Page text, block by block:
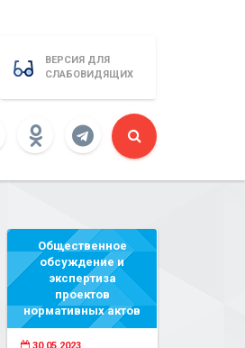
ВЕРСИЯ ДЛЯ
СЛАБОВИДЯЩИХ
Общественное
обсуждение и
экспертиза
проектов
нормативных актов